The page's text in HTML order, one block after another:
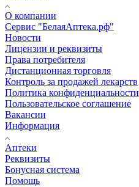
О компании
Сервис "БелаяАптека.рф"
Новости
Лицензии и реквизиты
Права потребителя
Дистанционная торговля
Контроль за продажей лекарств
Политика конфиденциальности
Пользовательское соглашение
Вакансии
Информация
Аптеки
Реквизиты
Бонусная система
Помощь